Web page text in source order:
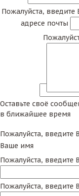
Пожалуйста,
адресе почты
Оставьте своё
в ближайшее время
Пожалуйста, введите
Ваше имя
Пожалуйста,
Пожалуйста,